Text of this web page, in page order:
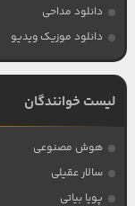
دانلود مداحی
دانلود موزیک ویدیو
لیست خوانندگان
هوش مصنوعی
سالار عقیلی
پویا بیاتی